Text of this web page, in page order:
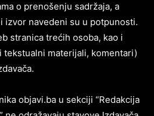
o prenošenju sadržaja, a
izvor navedeni su u potpunosti.
stranica trećih osoba, kao i
materijali, komentari)
objavi.ba u sekciji “Redakcija